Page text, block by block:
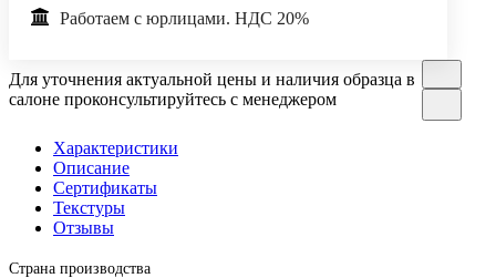
Работаем с юрлицами. НДС 20%
Для уточнения актуальной цены и наличия образца в
салоне проконсультируйтесь с менеджером
Характеристики
Описание
Сертификаты
Текстуры
Отзывы
Страна производства